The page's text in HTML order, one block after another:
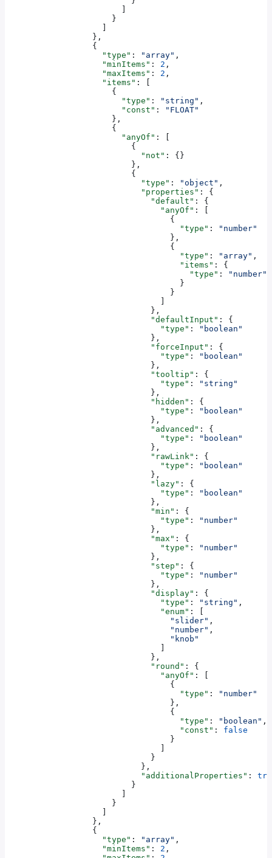
                        ]
                      }
                    ]
                  },
                  {
                    "type"
: "array" ,
                    "minItems"
: 2 ,
                    "maxItems"
: 2 ,
                    "items"
: [
                      {
                        "type"
: "string" ,
                        "const"
:
"FLOAT"
                      },
                      {
                        "anyOf"
: [
                          {
                            "not"
: {}
                          },
                          {
                            "type"
: "object" ,
                            "properties"
: {
                              "default"
: {
                                "anyOf"
: [
                                  {
                                    "type"
:
"number"
                                  },
                                  {
                                    "type"
: "array" ,
                                    "items"
: {
                                      "type"
:
"number"
                                    }
                                  }
                                ]
                              },
                              "defaultInput"
: {
                                "type"
:
"boolean"
                              },
                              "forceInput"
: {
                                "type"
:
"boolean"
                              },
                              "tooltip"
: {
                                "type"
:
"string"
                              },
                              "hidden"
: {
                                "type"
:
"boolean"
                              },
                              "advanced"
: {
                                "type"
:
"boolean"
                              },
                              "rawLink"
: {
                                "type"
:
"boolean"
                              },
                              "lazy"
: {
                                "type"
:
"boolean"
                              },
                              "min"
: {
                                "type"
:
"number"
                              },
                              "max"
: {
                                "type"
:
"number"
                              },
                              "step"
: {
                                "type"
:
"number"
                              },
                              "display"
: {
                                "type"
: "string" ,
                                "enum"
: [
                                  "slider"
,
                                  "number"
,
                                  "knob"
                                ]
                              },
                              "round"
: {
                                "anyOf"
: [
                                  {
                                    "type"
:
"number"
                                  },
                                  {
                                    "type"
: "boolean" ,
                                    "const"
: false
                                  }
                                ]
                              }
                            },
                            "additionalProperties"
:
                          }
                        ]
                      }
                    ]
                  },
                  {
                    "type"
: "array" ,
                    "minItems"
: 2 ,